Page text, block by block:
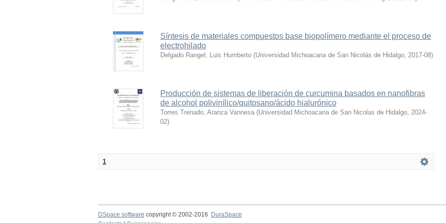
Síntesis de materiales compuestos base biopolímero mediante el proceso de
electrohilado
Delgado Rangel, Luis Humberto (Universidad Michoacana de San Nicolás de Hidalgo, 2017-08)
Producción de sistemas de liberación de curcumina basados en nanofibras
de alcohol polivinílico/quitosano/ácido hialurónico
Torres Trenado, Aranza Vannesa (Universidad Michoacana de San Nicolas de Hidalgo, 2024-
02)
1
DSpace software copyright © 2002-2016 DuraSpace